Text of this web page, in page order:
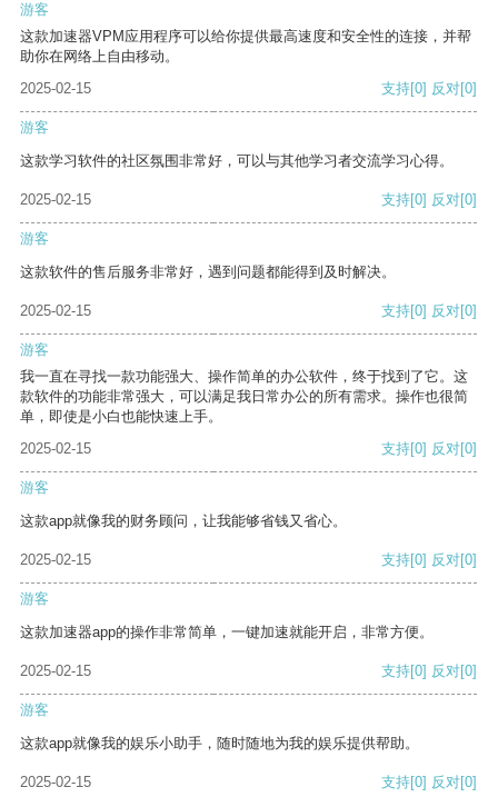
游客
这款加速器VPM应用程序可以给你提供最高速度和安全性的连接，并帮
助你在网络上自由移动。
2025-02-15
支持[0] 反对[0]
游客
这款学习软件的社区氛围非常好，可以与其他学习者交流学习心得。
2025-02-15 支持[0] 反对[0]
游客
这款软件的售后服务非常好，遇到问题都能得到及时解决。
2025-02-15 支持[0] 反对[0]
游客
我一直在寻找一款功能强大、操作简单的办公软件，终于找到了它。这
款软件的功能非常强大，可以满足我日常办公的所有需求。操作也很简
单，即使是小白也能快速上手。
2025-02-15
支持[0] 反对[0]
游客
这款app就像我的财务顾问，让我能够省钱又省心。
2025-02-15 支持[0] 反对[0]
游客
这款加速器app的操作非常简单，一键加速就能开启，非常方便。
2025-02-15 支持[0] 反对[0]
游客
这款app就像我的娱乐小助手，随时随地为我的娱乐提供帮助。
2025-02-15 支持[0] 反对[0]